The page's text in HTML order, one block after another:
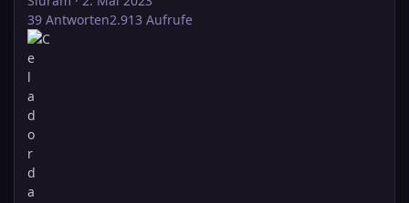
39 Antworten2.913 Aufrufe